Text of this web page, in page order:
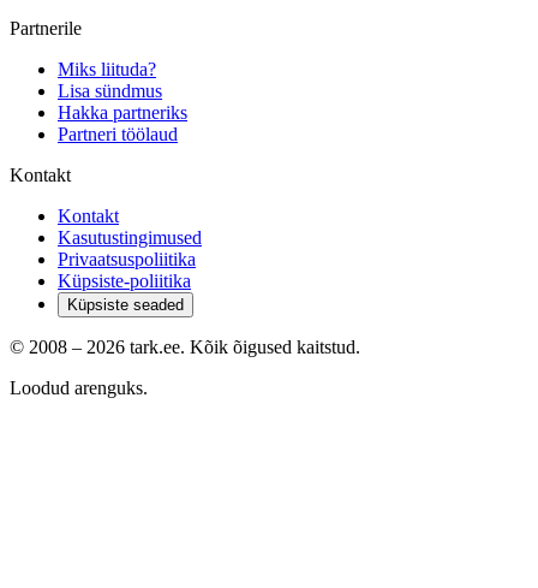
Partnerile
Miks liituda?
Lisa sündmus
Hakka partneriks
Partneri töölaud
Kontakt
Kontakt
Kasutustingimused
Privaatsuspoliitika
Küpsiste-poliitika
Küpsiste seaded
© 2008 – 2026 tark.ee. Kõik õigused kaitstud.
Loodud arenguks.